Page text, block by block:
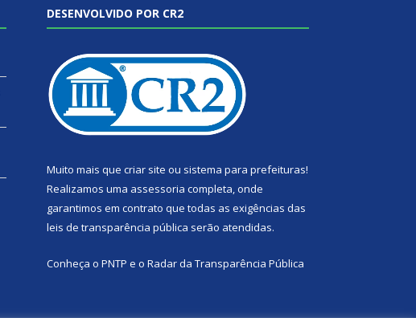
DESENVOLVIDO POR CR2
Muito mais que criar site ou sistema para prefeituras!
Realizamos uma assessoria completa, onde
garantimos em contrato que todas as exigências das
leis de transparência pública serão atendidas.
Conheça o PNTP e o Radar da Transparência Pública